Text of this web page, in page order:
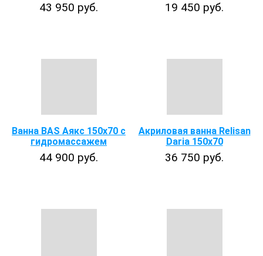
43 950 руб. 19 450 руб.
Ванна BAS Аякс 150x70 с
гидромассажем
44 900 руб.
Акриловая ванна Relisan
Daria 150x70
36 750 руб.